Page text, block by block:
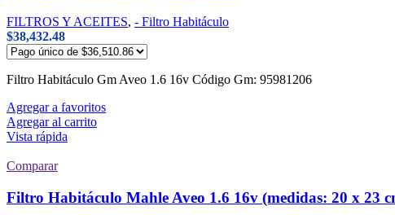
FILTROS Y ACEITES, - Filtro Habitáculo
$38,432.48
Filtro Habitáculo Gm Aveo 1.6 16v Código Gm: 95981206
Agregar a favoritos
Agregar al carrito
Vista rápida
Comparar
Filtro Habitáculo Mahle Aveo 1.6 16v (medidas: 20 x 23